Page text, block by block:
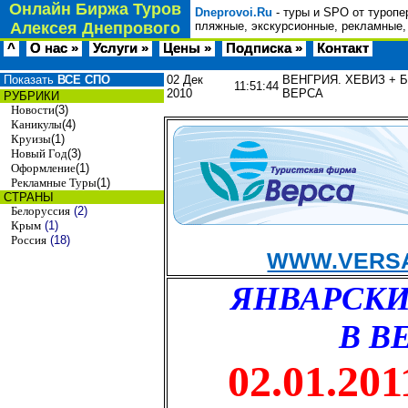
Онлайн Биржа Туров
Алексея Днепрового
Dneprovoi.Ru - туры и SPO от
пляжные, экскурсионные,
^ О нас » Услуги » Цены » Подписка » Контакт
Показать ВСЕ СПО
РУБРИКИ
Новости(3)
Каникулы(4)
Круизы(1)
Новый Год(3)
Оформление(1)
Рекламные Туры(1)
СТРАНЫ
Белоруссия (2)
Крым (1)
Россия (18)
02 Дек
2010
11:51:44 ВЕНГРИЯ. ХЕВИЗ +
ВЕРСА
В